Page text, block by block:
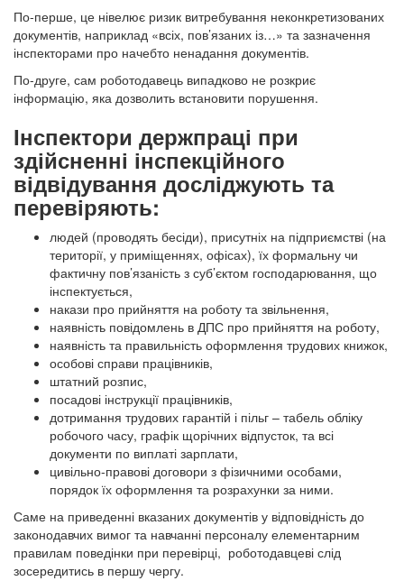
По-перше, це нівелює ризик витребування неконкретизованих
документів, наприклад «всіх, пов’язаних із…» та зазначення
інспекторами про начебто ненадання документів.
По-друге, сам роботодавець випадково не розкриє
інформацію, яка дозволить встановити порушення.
Інспектори держпраці при
здійсненні інспекційного
відвідування досліджують та
перевіряють:
людей (проводять бесіди), присутніх на підприємстві (на
території, у приміщеннях, офісах), їх формальну чи
фактичну пов’язаність з суб’єктом господарювання, що
інспектується,
накази про прийняття на роботу та звільнення,
наявність повідомлень в ДПС про прийняття на роботу,
наявність та правильність оформлення трудових книжок,
особові справи працівників,
штатний розпис,
посадові інструкції працівників,
дотримання трудових гарантій і пільг – табель обліку
робочого часу, графік щорічних відпусток, та всі
документи по виплаті зарплати,
цивільно-правові договори з фізичними особами,
порядок їх оформлення та розрахунки за ними.
Саме на приведенні вказаних документів у відповідність до
законодавчих вимог та навчанні персоналу елементарним
правилам поведінки при перевірці, роботодавцеві слід
зосередитись в першу чергу.